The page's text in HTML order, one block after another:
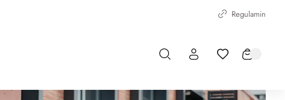
Regulamin